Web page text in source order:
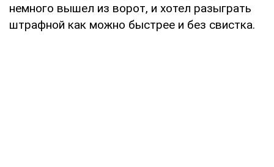
немного вышел из ворот, и хотел разыграть
штрафной как можно быстрее и без свистка.